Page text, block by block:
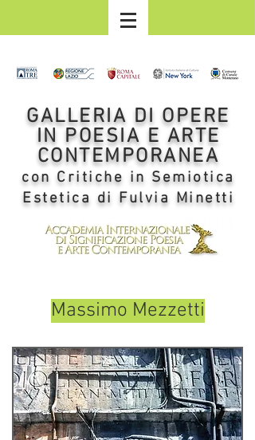
GALLERIA DI OPERE
IN POESIA E ARTE
CONTEMPORANEA
con Critiche in Semiotica
Estetica di Fulvia Minetti
Massimo Mezzetti